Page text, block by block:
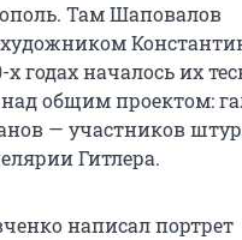
Там Шаповалов
годах началось их
общим проектом:
— участников
Гитлера.
написал портрет